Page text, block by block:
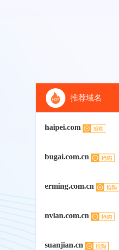
推荐域名
haipei.com
bugai.com.cn
erming.com.cn
nvlan.com.cn
suanjian.cn